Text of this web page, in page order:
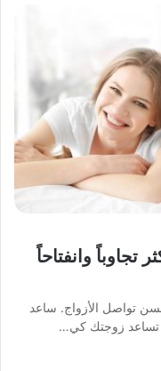
وانفتاحاً
تواصل الأزواج. ساعد
تساعد زوجتك كي…